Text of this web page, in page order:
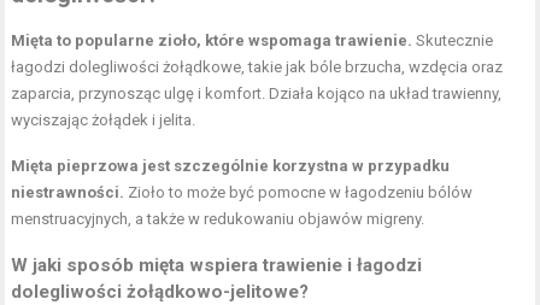
Mięta to popularne zioło, które wspomaga trawienie. Skutecznie
łagodzi dolegliwości żołądkowe, takie jak bóle brzucha, wzdęcia oraz
zaparcia, przynosząc ulgę i komfort. Działa kojąco na układ trawienny,
wyciszając żołądek i jelita.
Mięta pieprzowa jest szczególnie korzystna w przypadku
niestrawności. Zioło to może być pomocne w łagodzeniu bólów
menstruacyjnych, a także w redukowaniu objawów migreny.
W jaki sposób mięta wspiera trawienie i łagodzi
dolegliwości żołądkowo-jelitowe?